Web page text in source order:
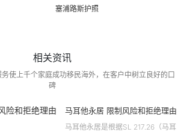
塞浦路斯护照
相关资讯
使上千个家庭成功移民海外，在客户中树立良好的口
碑
马耳他永居 限制风险和拒绝理由
马耳他永居是根据SL 217.26（马耳